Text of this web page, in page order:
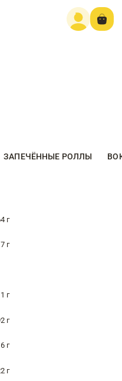
ЗАПЕЧЁННЫЕ РОЛЛЫ
г
г
г
г
г
г